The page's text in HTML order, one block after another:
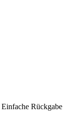
Einfache Rückgabe